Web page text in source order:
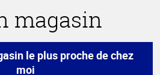
magasin
moi